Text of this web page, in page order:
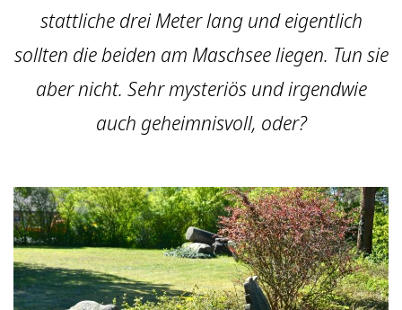
stattliche drei Meter lang und eigentlich
sollten die beiden am Maschsee liegen. Tun sie
aber nicht. Sehr mysteriös und irgendwie
auch geheimnisvoll, oder?